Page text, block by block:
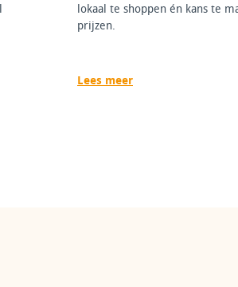
lokaal te shoppen én kans te
prijzen.
Lees meer